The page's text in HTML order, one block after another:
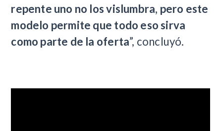
repente uno no los vislumbra, pero este
modelo permite que todo eso sirva
como parte de la oferta”, concluyó.